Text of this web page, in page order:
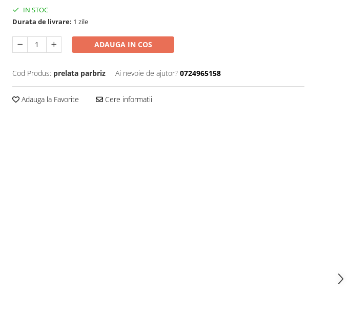
IN STOC
Durata de livrare: 1 zile
ADAUGA IN COS
Cod Produs: prelata parbriz Ai nevoie de ajutor? 0724965158
Adauga la Favorite Cere informatii